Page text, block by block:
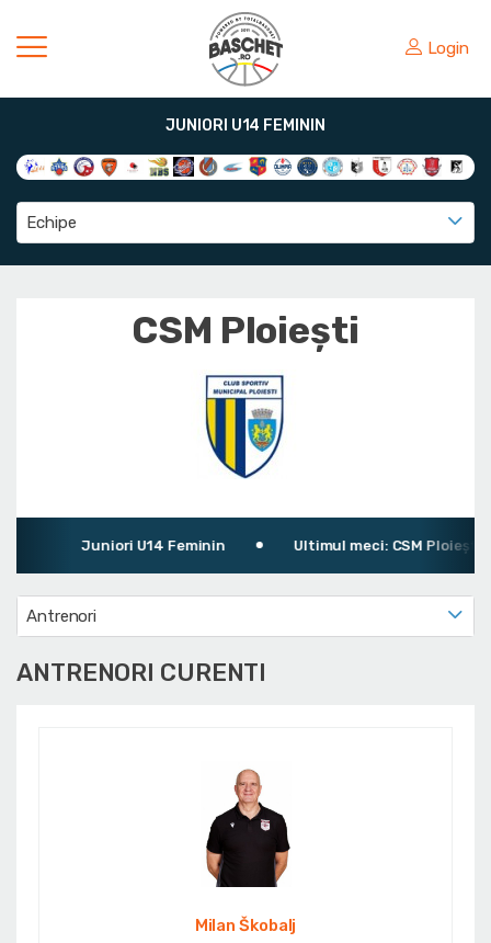
Login
JUNIORI U14 FEMININ
Echipe
CSM Ploiești
Juniori U14 Feminin Ultimul meci: CSM Ploiești
Antrenori
ANTRENORI CURENTI
Milan Škobalj